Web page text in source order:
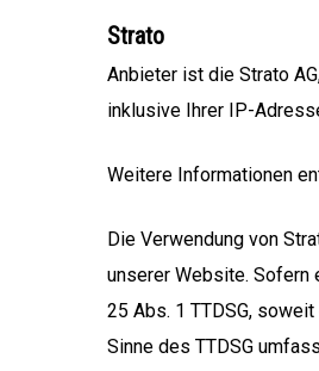
Strato
Anbieter ist die Strato
inklusive Ihrer IP-
Weitere Informationen
Die Verwendung von
unserer Website. Sofern
25 Abs. 1 TTDSG,
Sinne des TTDSG